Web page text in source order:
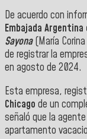
De acuerdo con
Embajada Argentina
Sayona(María
de registrar la
en agosto de 2024.
Esta empresa,
Chicago de un
señaló que la
apartamento